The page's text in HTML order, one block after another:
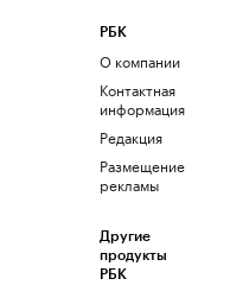
РБК
О компании
Контактная
информация
Редакция
Размещение
рекламы
Другие
продукты
РБК